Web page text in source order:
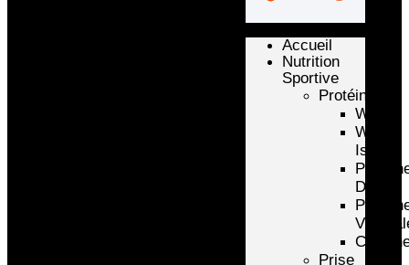
Accueil
Nutrition
Sportive
Protéines
Whey
Whey
Isolate
D’oeuf
Prise